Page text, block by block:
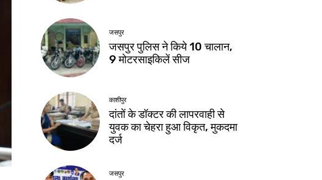
जसपुर
जसपुर पुलिस ने किये 10 चालान,
9 मोटरसाइकिलें सीज
काशीपुर
दांतों के डॉक्टर की लापरवाही से
युवक का चेहरा हुआ विकृत, मुकदमा
दर्ज
जसपुर